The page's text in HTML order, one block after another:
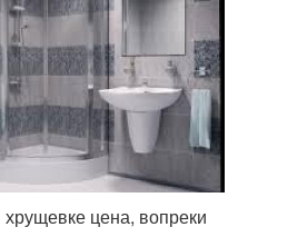
цена, вопреки